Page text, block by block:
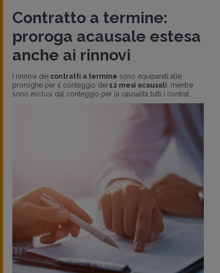
Contratto a termine:
proroga acausale estesa
anche ai rinnovi
I rinnovi dei contratti a termine sono equiparati alle
proroghe per il conteggio dei 12 mesi acausali , mentre
sono esclusi dal conteggio per la causalità tutti i contrat..